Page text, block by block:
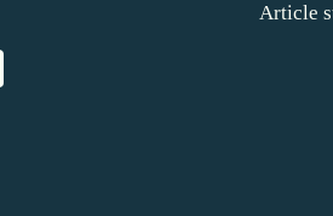
Article